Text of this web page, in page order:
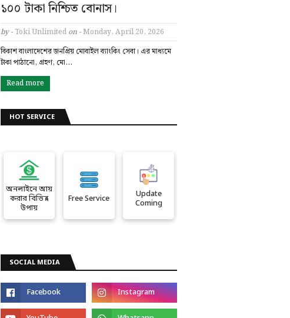
১০০ টাকা নিশ্চিত বোনাস।
by - Toki Unlimited on -Monday, April 20, 2026
বিকাশ বাংলাদেশের জনপ্রিয় মোবাইল ব্যাংকিং সেবা। এর মাধ্যমে
টাকা পাঠানো, গ্রহণ, মো…
Read more
HOT SERVICE
অনলাইনে আয়
করার বিভিন্ন
উপায়
Free Service
Update
Coming
SOCIAL MEDIA